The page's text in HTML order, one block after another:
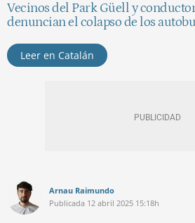
Vecinos del Park Güell y
denuncian el colapso de los
Leer en Catalán
Arnau Raimundo
Publicada 12 abril 2025 15:18h